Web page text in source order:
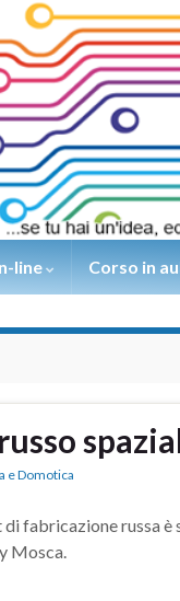
line Corso in
e Domotica
di fabricazione russa
Mosca.